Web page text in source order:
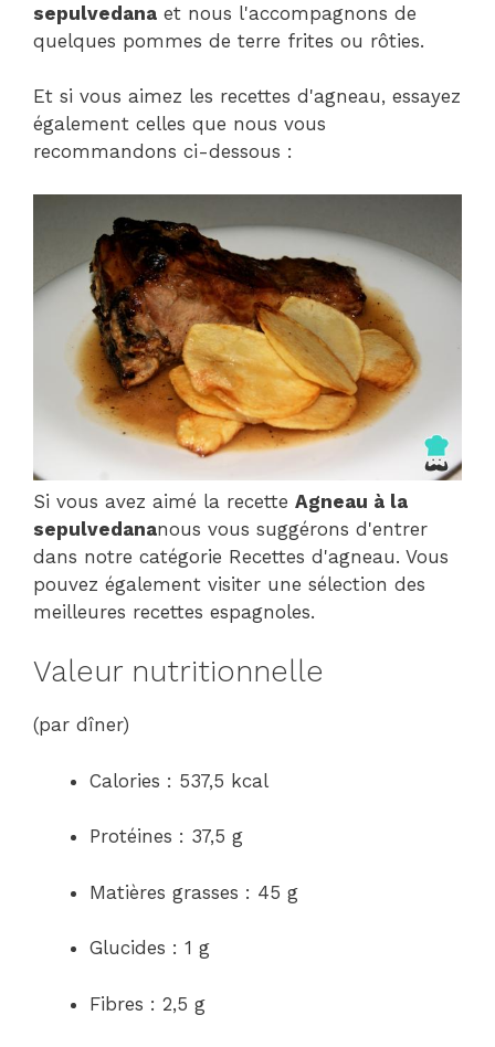
sepulvedana et nous l'accompagnons de
quelques pommes de terre frites ou rôties.
Et si vous aimez les recettes d'agneau, essayez
également celles que nous vous
recommandons ci-dessous :
Si vous avez aimé la recette Agneau à la
sepulvedananous vous suggérons d'entrer
dans notre catégorie Recettes d'agneau. Vous
pouvez également visiter une sélection des
meilleures recettes espagnoles.
Valeur nutritionnelle
(par dîner)
Calories : 537,5 kcal
Protéines : 37,5 g
Matières grasses : 45 g
Glucides : 1 g
Fibres : 2,5 g